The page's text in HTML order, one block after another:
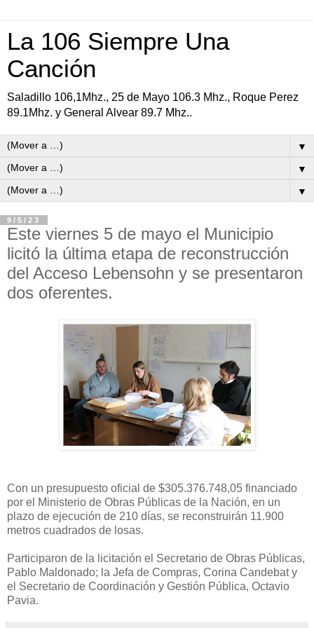
La 106 Siempre Una
Canción
Saladillo 106,1Mhz., 25 de Mayo 106.3 Mhz., Roque Perez
89.1Mhz. y General Alvear 89.7 Mhz..
▼
▼
▼
9/5/23
Este viernes 5 de mayo el Municipio
licitó la última etapa de reconstrucción
del Acceso Lebensohn y se presentaron
dos oferentes.
Con un presupuesto oficial de $305.376.748,05 financiado
por el Ministerio de Obras Públicas de la Nación, en un
plazo de ejecución de 210 días, se reconstruirán 11.900
metros cuadrados de losas.
Participaron de la licitación el Secretario de Obras Públicas,
Pablo Maldonado; la Jefa de Compras, Corina Candebat y
el Secretario de Coordinación y Gestión Pública, Octavio
Pavia.